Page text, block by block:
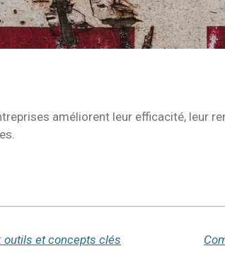
améliorent leur efficacité, leur
outils et concepts clés